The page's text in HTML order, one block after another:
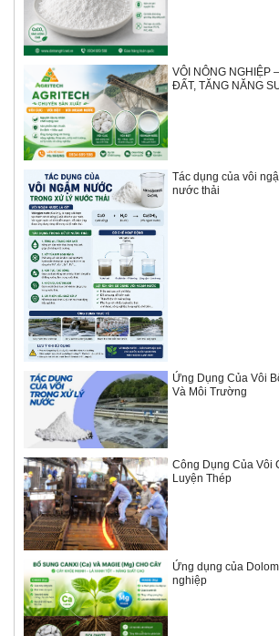
VÔI NÔNG NGHIỆP
ĐẤT, TĂNG NĂNG
Tác dụng của vôi
nước thải
Ứng Dụng Của Vôi
Và Môi Trường
Công Dụng Của Vôi
Luyện Thép
Ứng dụng của
nghiệp